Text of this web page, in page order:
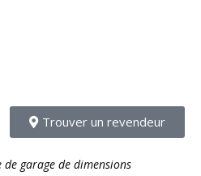
Trouver un revendeur
garage de dimensions